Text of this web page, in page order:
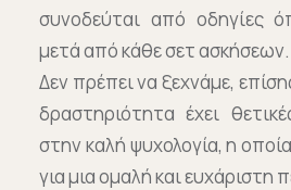
συνοδεύται από οδηγίες
μετά από κάθε σετ ασκήσεων.
Δεν πρέπει να ξεχνάμε,
δραστηριότητα έχει
στην καλή ψυχολογία, η
για μια ομαλή και ευχάριστη